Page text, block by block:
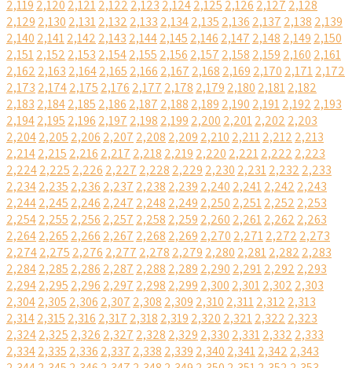
2,119 2,120 2,1212,122 2,123 2,1242,125 2,126 2,127 2,128
2,129 2,130 2,1312,132 2,133 2,1342,135 2,136 2,137 2,138 2,139
2,140 2,1412,142 2,143 2,1442,145 2,146 2,147 2,148 2,149 2,150
2,1512,152 2,153 2,1542,155 2,156 2,157 2,158 2,159 2,160 2,161
2,162 2,163 2,1642,165 2,166 2,167 2,168 2,169 2,170 2,1712,172
2,173 2,1742,175 2,176 2,177 2,178 2,179 2,180 2,1812,182
2,183 2,1842,185 2,186 2,187 2,188 2,189 2,190 2,1912,192 2,193
2,1942,195 2,196 2,197 2,198 2,199 2,200 2,2012,202 2,203
2,2042,205 2,206 2,207 2,208 2,209 2,210 2,2112,212 2,213
2,2142,215 2,216 2,217 2,218 2,219 2,220 2,2212,222 2,223
2,2242,225 2,226 2,227 2,228 2,229 2,230 2,2312,232 2,233
2,2342,235 2,236 2,237 2,238 2,239 2,240 2,2412,242 2,243
2,2442,245 2,246 2,247 2,248 2,249 2,250 2,2512,252 2,253
2,2542,255 2,256 2,257 2,258 2,259 2,260 2,2612,262 2,263
2,2642,265 2,266 2,267 2,268 2,269 2,270 2,2712,272 2,273
2,2742,275 2,276 2,277 2,278 2,279 2,280 2,2812,282 2,283
2,2842,285 2,286 2,287 2,288 2,289 2,290 2,2912,292 2,293
2,2942,295 2,296 2,297 2,298 2,299 2,300 2,3012,302 2,303
2,3042,305 2,306 2,307 2,308 2,309 2,310 2,3112,312 2,313
2,3142,315 2,316 2,317 2,318 2,319 2,320 2,3212,322 2,323
2,3242,325 2,326 2,327 2,328 2,329 2,330 2,3312,332 2,333
2,3342,335 2,336 2,337 2,338 2,339 2,340 2,3412,342 2,343